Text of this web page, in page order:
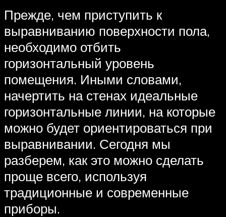
Прежде, чем приступить к
выравниванию поверхности пола,
необходимо отбить
горизонтальный уровень
помещения. Иными словами,
начертить на стенах идеальные
горизонтальные линии, на которые
можно будет ориентироваться при
выравнивании. Сегодня мы
разберем, как это можно сделать
проще всего, используя
традиционные и современные
приборы.